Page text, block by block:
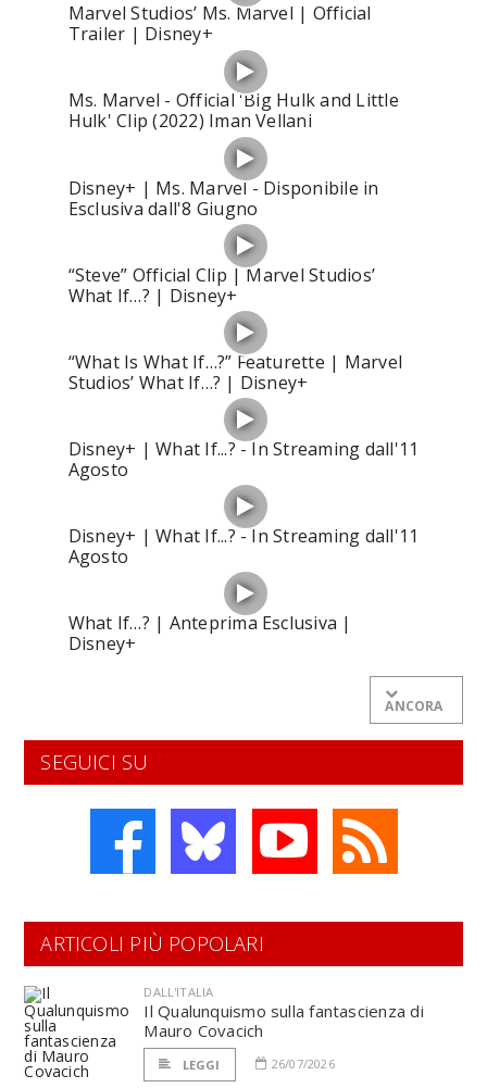
Marvel Studios’ Ms. Marvel | Official
Trailer | Disney+
Ms. Marvel - Official 'Big Hulk and Little
Hulk' Clip (2022) Iman Vellani
Disney+ | Ms. Marvel - Disponibile in
Esclusiva dall'8 Giugno
“Steve” Official Clip | Marvel Studios’
What If…? | Disney+
“What Is What If…?” Featurette | Marvel
Studios’ What If…? | Disney+
Disney+ | What If...? - In Streaming dall'11
Agosto
Disney+ | What If...? - In Streaming dall'11
Agosto
What If…? | Anteprima Esclusiva |
Disney+
ANCORA
SEGUICI SU
ARTICOLI PIÙ POPOLARI
DALL'ITALIA
Il Qualunquismo sulla fantascienza di
Mauro Covacich
LEGGI 26/07/2026